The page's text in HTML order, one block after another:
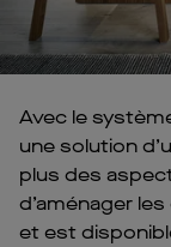
Avec le
une solution
plus des
d’aménager
et est